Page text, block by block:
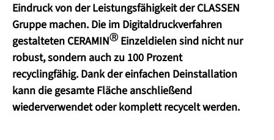
Eindruck von der Leistungsfähigkeit der CLASSEN
Gruppe machen. Die im Digitaldruckverfahren
gestalteten CERAMINⓇEinzeldielen sind nicht nur
robust, sondern auch zu 100 Prozent
recyclingfähig. Dank der einfachen Deinstallation
kann die gesamte Fläche anschließend
wiederverwendet oder komplett recycelt werden.